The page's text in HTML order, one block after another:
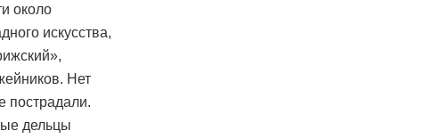
около
искусства,
Нет
пострадали.
дельцы